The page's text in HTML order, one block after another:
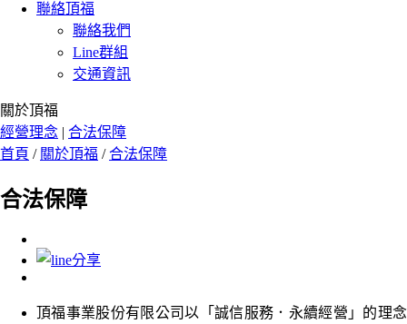
聯絡頂福
聯絡我們
Line群組
交通資訊
關於頂福
經營理念 | 合法保障
首頁 / 關於頂福 /合法保障
合法保障
頂福事業股份有限公司以「誠信服務．永續經營」的理念